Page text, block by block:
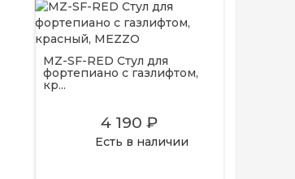
MZ-SF-RED Стул для
фортепиано с газлифтом,
кр...
4 190 ₽
Есть в наличии